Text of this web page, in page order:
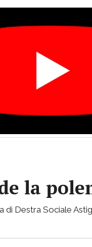
la
di Destra Sociale